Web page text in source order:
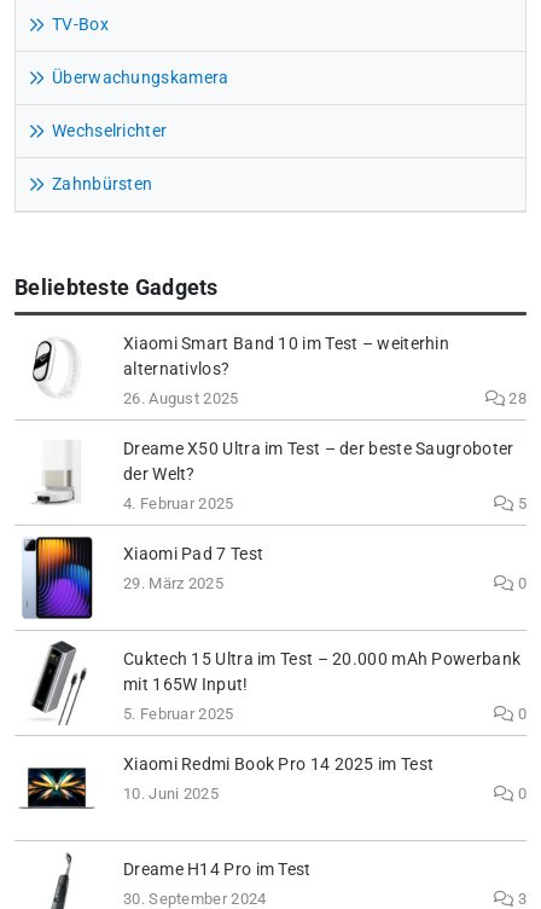
TV-Box
Überwachungskamera
Wechselrichter
Zahnbürsten
Beliebteste Gadgets
Xiaomi Smart Band 10 im Test – weiterhin
alternativlos?
26. August 2025 28
Dreame X50 Ultra im Test – der beste Saugroboter
der Welt?
4. Februar 2025 5
Xiaomi Pad 7 Test
29. März 2025 0
Cuktech 15 Ultra im Test – 20.000 mAh Powerbank
mit 165W Input!
5. Februar 2025 0
Xiaomi Redmi Book Pro 14 2025 im Test
10. Juni 2025 0
Dreame H14 Pro im Test
30. September 2024 3